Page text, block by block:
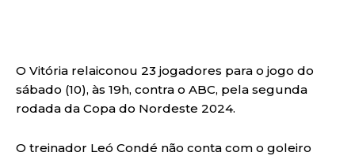
O Vitória relaiconou 23 jogadores para o jogo do
sábado (10), às 19h, contra o ABC, pela segunda
rodada da Copa do Nordeste 2024.
O treinador Leó Condé não conta com o goleiro